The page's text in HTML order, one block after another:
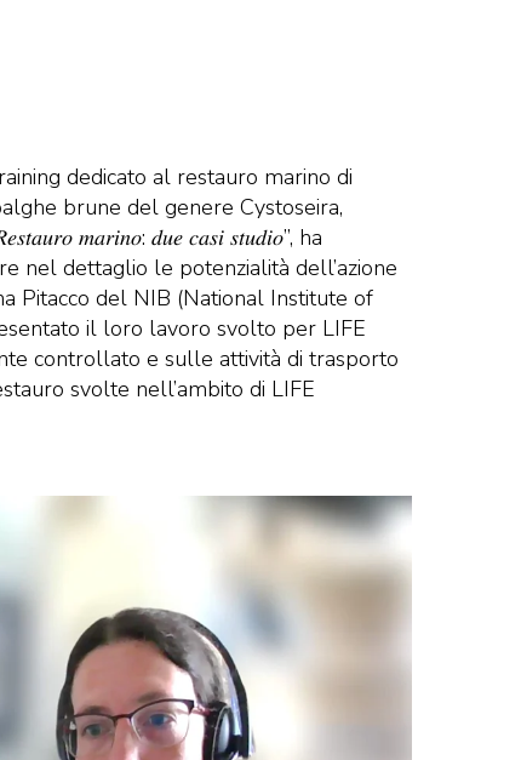
dedicato al restauro marino di
brune del genere Cystoseira,
𝑚𝑎𝑟𝑖𝑛𝑜: 𝑑𝑢𝑒 𝑐𝑎𝑠𝑖 𝑠𝑡𝑢𝑑𝑖𝑜”, ha
nel dettaglio le potenzialità dell’azione
Pitacco del NIB (National Institute of
il loro lavoro svolto per LIFE
controllato e sulle attività di trasporto
svolte nell’ambito di LIFE